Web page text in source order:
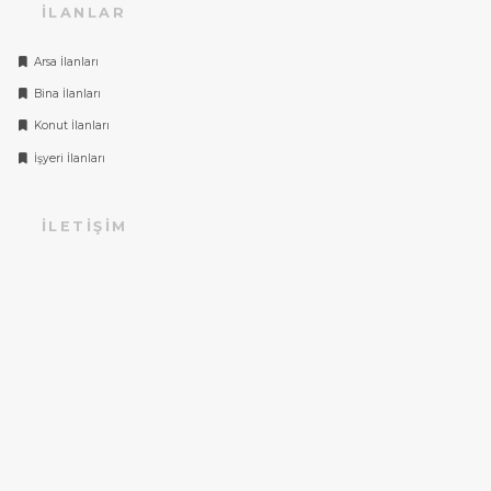
İLANLAR
Arsa İlanları
Bina İlanları
Konut İlanları
İşyeri İlanları
İLETIŞIM